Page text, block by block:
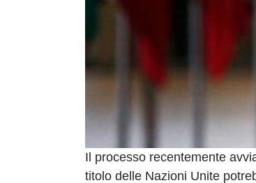
Il processo recentemente
titolo delle Nazioni Unite